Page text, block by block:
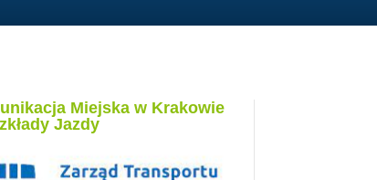
Miejska w Krakowie
Jazdy